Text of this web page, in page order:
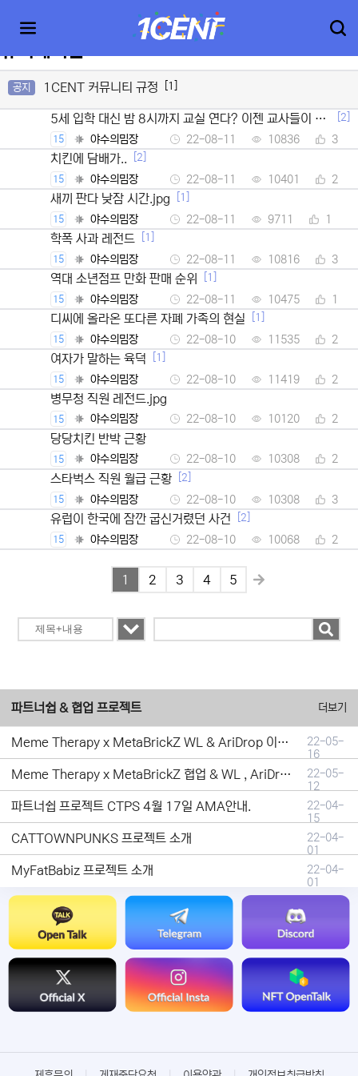
유머게시판
공지 1CENT 커뮤니티 규정 [1]
5세 입학 대신 밤 8시까지 교실 연다? 이젠 교사들이 뿔
났다
[2]
15 야수의밈장 22-08-11 10836 3
치킨에 담배가.. [2]
15 야수의밈장 22-08-11 10401 2
새끼 판다 낮잠 시간.jpg [1]
15 야수의밈장 22-08-11 9711 1
학폭 사과 레전드 [1]
15 야수의밈장 22-08-11 10816 3
역대 소년점프 만화 판매 순위 [1]
15 야수의밈장 22-08-11 10475 1
디씨에 올라온 또다른 자폐 가족의 현실 [1]
15 야수의밈장 22-08-10 11535 2
여자가 말하는 육덕 [1]
15 야수의밈장 22-08-10 11419 2
병무청 직원 레전드.jpg
15 야수의밈장 22-08-10 10120 2
당당치킨 반박 근황
15 야수의밈장 22-08-10 10308 2
스타벅스 직원 월급 근황 [2]
15 야수의밈장 22-08-10 10308 3
유럽이 한국에 잠깐 굽신거렸던 사건 [2]
15 야수의밈장 22-08-10 10068 2
1 2 3 4 5
파트너쉽 & 협업 프로젝트 더보기
Meme Therapy x MetaBrickZ WL & AriDrop 이벤트 결과안내!
22-05-
16
Meme Therapy x MetaBrickZ 협업 & WL , AriDrop 이벤트 안내
22-05-
12
파트너쉽 프로젝트 CTPS 4월 17일 AMA안내.
22-04-
15
CATTOWNPUNKS 프로젝트 소개
22-04-
01
MyFatBabiz 프로젝트 소개
22-04-
01